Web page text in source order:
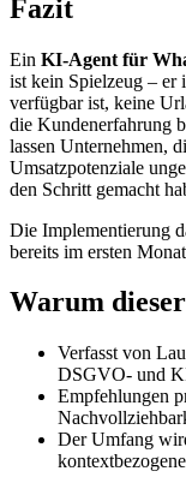
Fazit
Ein KI-Agent für
ist kein Spielzeug – er
verfügbar ist, keine
die Kundenerfahrung
lassen Unternehmen,
Umsatzpotenziale
den Schritt gemacht
Die Implementierung
bereits im ersten
Warum
Verfasst von
DSGVO- und
Empfehlungen
Der Umfang